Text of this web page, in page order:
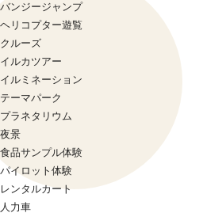
バンジージャンプ
ヘリコプター遊覧
クルーズ
イルカツアー
イルミネーション
テーマパーク
プラネタリウム
夜景
食品サンプル体験
パイロット体験
レンタルカート
人力車